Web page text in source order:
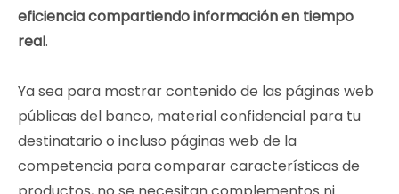
eficiencia compartiendo información en tiempo
real.
Ya sea para mostrar contenido de las páginas web
públicas del banco, material confidencial para tu
destinatario o incluso páginas web de la
competencia para comparar características de